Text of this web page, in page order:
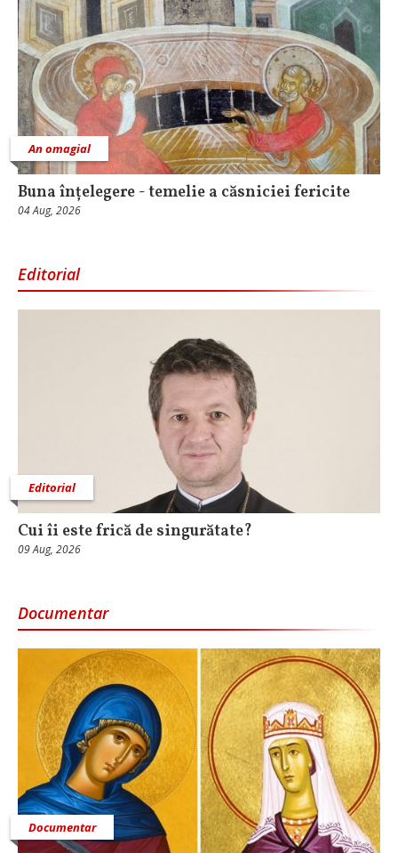
An omagial
Buna înțelegere - temelie a căsniciei fericite
04 Aug, 2026
Editorial
Editorial
Cui îi este frică de singurătate?
09 Aug, 2026
Documentar
Documentar